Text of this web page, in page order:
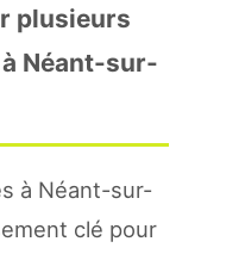
plusieurs
Néant-sur-
à Néant-sur-
clé pour